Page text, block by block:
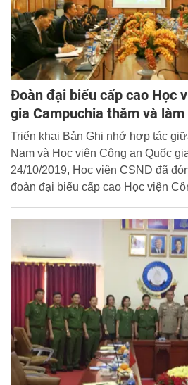
Đoàn đại biểu cấp cao Học
gia Campuchia thăm và
Triển khai Bản Ghi nhớ hợp tác
Nam và Học viện Công an Quốc
24/10/2019, Học viện CSND đã
đoàn đại biểu cấp cao Học viện
Giám đốc Học viện làm trưởng